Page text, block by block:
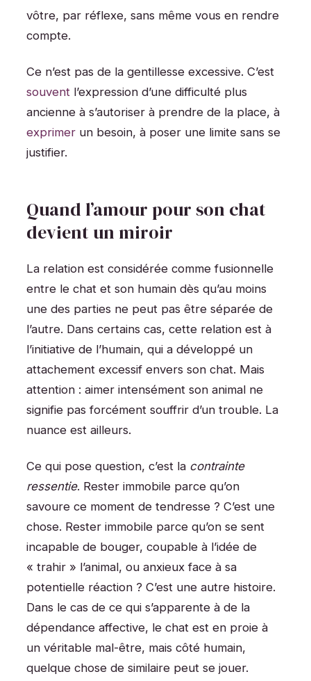
vôtre, par réflexe, sans même vous en rendre
compte.
Ce n’est pas de la gentillesse excessive. C’est
souvent l’expression d’une difficulté plus
ancienne à s’autoriser à prendre de la place, à
exprimer un besoin, à poser une limite sans se
justifier.
Quand l’amour pour son chat
devient un miroir
La relation est considérée comme fusionnelle
entre le chat et son humain dès qu’au moins
une des parties ne peut pas être séparée de
l’autre. Dans certains cas, cette relation est à
l’initiative de l’humain, qui a développé un
attachement excessif envers son chat. Mais
attention : aimer intensément son animal ne
signifie pas forcément souffrir d’un trouble. La
nuance est ailleurs.
Ce qui pose question, c’est la contrainte
ressentie. Rester immobile parce qu’on
savoure ce moment de tendresse ? C’est une
chose. Rester immobile parce qu’on se sent
incapable de bouger, coupable à l’idée de
« trahir » l’animal, ou anxieux face à sa
potentielle réaction ? C’est une autre histoire.
Dans le cas de ce qui s’apparente à de la
dépendance affective, le chat est en proie à
un véritable mal-être, mais côté humain,
quelque chose de similaire peut se jouer.